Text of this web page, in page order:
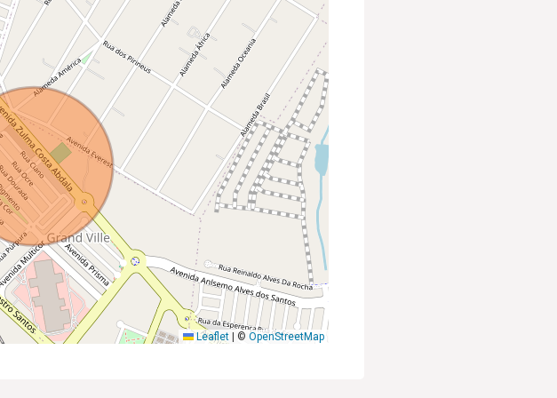
Leaflet | © OpenStreetMap